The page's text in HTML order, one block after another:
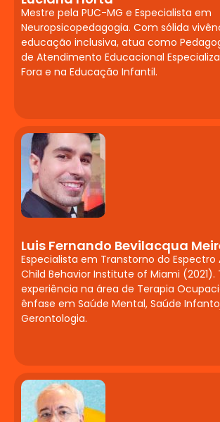
corporal. Correntes que
Psicanálise à Educação.
somatopsíquicos e
Tratamentos
Distúrbios de
Aprendizagem
Introdução à neurofisiologia e à
farmacologia do Sistema
Central. Transtornos de
pânico, social, estresse pós-
obsessivo-compulsivo, do humor,
depressivo, bipolar e
Psicoses (foco em
Transtorno do Déficit de
Hiperatividade (TDAH).
opioides e doenças
o eixo intestino-cérebro.
nutracêuticos para transtornos
cognitivos, de humor e ansiedade.
Mestre pela PUC-MG e Especialista em
Neuropsicopedagogia. Com sólida
educação inclusiva, atua como
de Atendimento Educacional
Fora e na Educação Infantil.
Luis Fernando Bevilacqua
Especialista em Transtorno do Espectro
Child Behavior Institute of Miami (2021).
experiência na área de Terapia
ênfase em Saúde Mental, Saúde
Gerontologia.